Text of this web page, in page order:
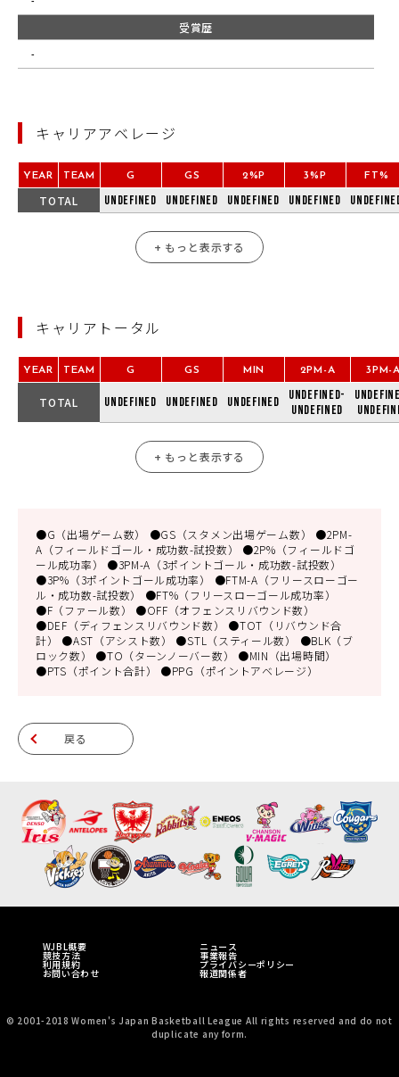
受賞歴
-
キャリアアベレージ
YEAR TEAM G GS 2%P 3%P FT%
TOTAL undefined undefined undefined undefined
+ もっと表示する
キャリアトータル
YEAR TEAM G GS MIN 2PM-A 3PM-
TOTAL undefined undefined undefined
undefined-
undefined
+ もっと表示する
●G（出場ゲーム数） ●GS（スタメン出場ゲーム数） ●2PM-
A（フィールドゴール・成功数-試投数） ●2P%（フィールドゴ
ール成功率） ●3PM-A（3ポイントゴール・成功数-試投数）
●3P%（3ポイントゴール成功率） ●FTM-A（フリースローゴー
ル・成功数-試投数） ●FT%（フリースローゴール成功率）
●F（ファール数） ●OFF（オフェンスリバウンド数）
●DEF（ディフェンスリバウンド数） ●TOT（リバウンド合
計） ●AST（アシスト数） ●STL（スティール数） ●BLK（ブ
ロック数） ●TO（ターンノーバー数） ●MIN（出場時間）
●PTS（ポイント合計） ●PPG（ポイントアベレージ）
戻る
WJBL概要 ニュース
競技方法 事業報告
利用規約 プライバシーポリシー
お問い合わせ 報道関係者
© 2001-2018 Women's Japan Basketball League All rights reserved and do not
duplicate any form.